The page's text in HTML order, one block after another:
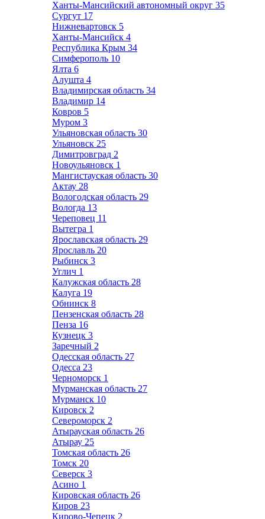
Ханты-Мансийский автономный округ 35
Сургут 17
Нижневартовск 5
Ханты-Мансийск 4
Республика Крым 34
Симферополь 10
Ялта 6
Алушта 4
Владимирская область 34
Владимир 14
Ковров 5
Муром 3
Ульяновская область 30
Ульяновск 25
Димитровград 2
Новоульяновск 1
Мангистауская область 30
Актау 28
Вологодская область 29
Вологда 13
Череповец 11
Вытегра 1
Ярославская область 29
Ярославль 20
Рыбинск 3
Углич 1
Калужская область 28
Калуга 19
Обнинск 8
Пензенская область 28
Пенза 16
Кузнецк 3
Заречный 2
Одесская область 27
Одесса 23
Черноморск 1
Мурманская область 27
Мурманск 10
Кировск 2
Североморск 2
Атырауская область 26
Атырау 25
Томская область 26
Томск 20
Северск 3
Асино 1
Кировская область 26
Киров 23
Кирово-Чепецк 2